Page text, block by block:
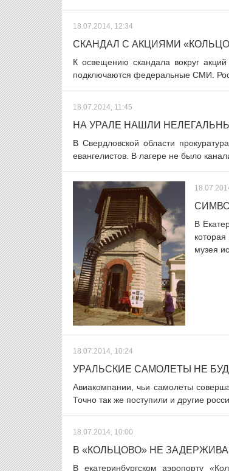
18.07.2014, 12:34
СКАНДАЛ С АКЦИЯМИ
К освещению скандала вокруг
подключаются федеральные СМИ.
18.07.2014, 11:45
НА УРАЛЕ НАШЛИ
В Свердловской области
евангелистов. В лагере не было
В
музея
18.07.2014, 10:24
УРАЛЬСКИЕ САМОЛЕТЫ НЕ
Авиакомпании, чьи самолеты
Точно так же поступили и другие
18.07.2014, 10:00
В «КОЛЬЦОВО» НЕ
В екатеринбургском аэропорту